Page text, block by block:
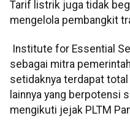
Tarif listrik juga tidak
mengelola pembangkit
Institute for Essential
sebagai mitra
setidaknya terdapat
lainnya yang berpotensi
mengikuti jejak PLTM